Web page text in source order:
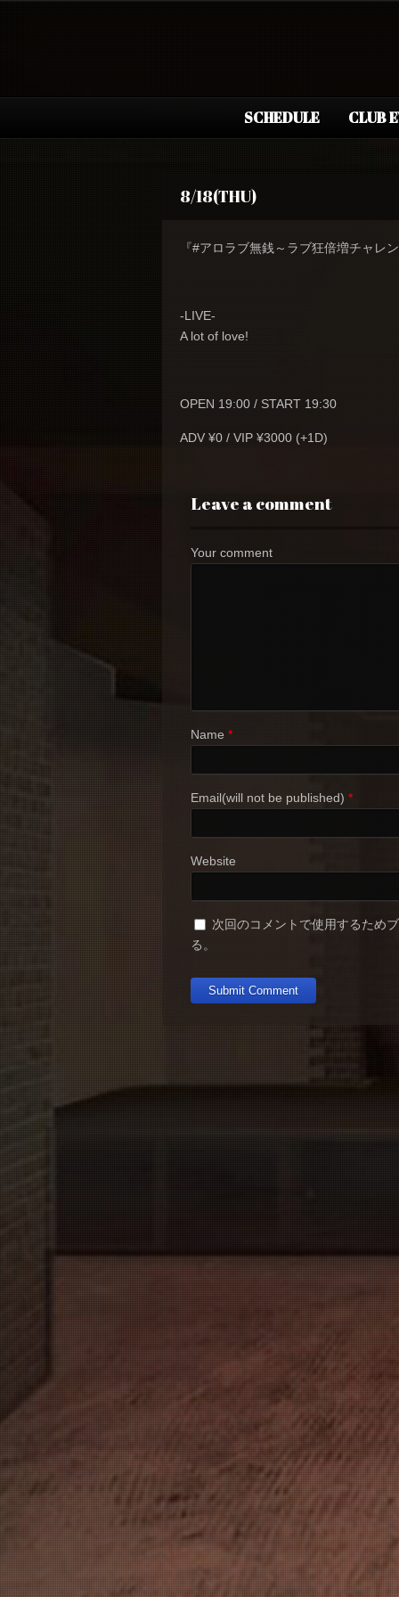
SCHEDULE CLUB
8/18(THU)
『#アロラブ無銭～ラブ狂倍増チャレ
-LIVE-
A lot of love!
OPEN 19:00 / START 19:30
ADV ¥0 / VIP ¥3000 (+1D)
Leave a comment
Your comment
Name *
Email(will not be published) *
Website
次回のコメントで使用するため
る。